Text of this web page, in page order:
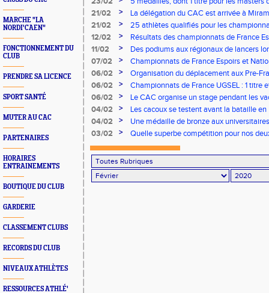
MARCHE "LA
NORDI'CAEN"
FONCTIONNEMENT DU
CLUB
PRENDRE SA LICENCE
SPORT SANTÉ
MUTER AU CAC
PARTENAIRES
HORAIRES
ENTRAINEMENTS
BOUTIQUE DU CLUB
GARDERIE
CLASSEMENT CLUBS
RECORDS DU CLUB
NIVEAUX ATHLÈTES
RESSOURCES ATHLÉ'
national à Nantes.
21/02 >
La délégation du CAC est arrivée à
21/02
>
25 athlètes qualifiés pour les
12/02
>
Résultats des championnats de France
11/02
>
Des podiums aux régionaux de lancers
07/02
>
Championnats de France Espoirs et
présente ses 6 atouts.
06/02 >
Organisation du déplacement aux Pre-
06/02
>
Championnats de France UGSEL : 1 titre
les cadets du CAC en sprint
06/02 >
Le CAC organise un stage pendant les
04/02
>
Les cacoux se testent avant la bataille en
04/02
>
Une médaille de bronze aux
Mondeville
03/02 >
Quelle superbe compétition pour nos